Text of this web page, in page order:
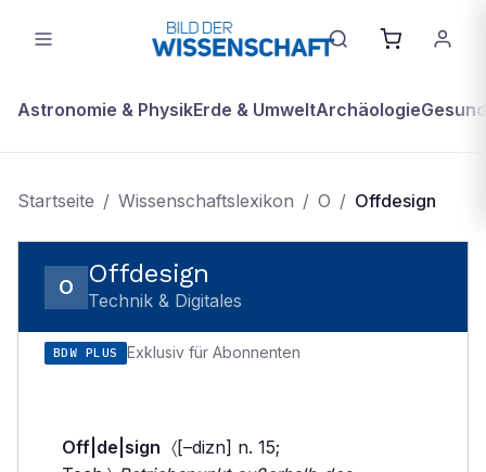
Astronomie & PhysikErde & UmweltArchäologie
Startseite / Wissenschaftslexikon / O / Offdesign
O Offdesign
Technik & Digitales
BDW PLUS Exklusiv für Abonnenten
Off|de|sign 〈[–dizn] n. 15;